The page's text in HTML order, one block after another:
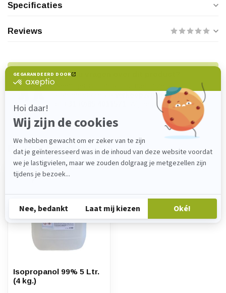
Specificaties
Reviews
Heeft u vragen over dit product?
verkoop@lijmenwinkel.nl
. Wij helpen u graag!
Recent bekeken
Isopropanol 99% 5 Ltr.
(4 kg.)